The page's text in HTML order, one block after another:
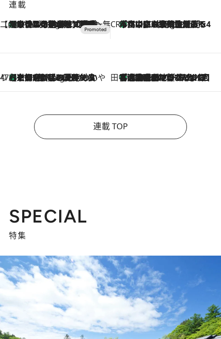
連載
【CREA×星野リゾート】唯一無二。癒しと発見が待つ場所へ
9 Hours Ago
【トンボの足水浴】ヒノキの香りに包まれて涼感マックス！約13℃の湧水かけ流しを避暑地「星野温泉 トンボの湯」で体験 CREA'S CHOICE
11 Hours Ago
「立川にも歌舞伎があるんだよ」 片岡仁左衛門・市川中車ら豪華座組みで4年目の立川立飛歌舞伎へ
47都道府県の手みやげ ひんやりスイーツで夏を満喫
11 Hours Ago
【京都府】この夏絶対食べたい 冷やしておいしいおやつ3選 ひと口目から心を掴む新緑のテリーヌ 田中稲の勝手に再ブーム
2026.8.7
「湘南乃風に憧れて」観客大盛上がりの“タオル回し”に、ラッパー顔負けの高速歌唱まで…さだまさし（74）のアグレッシブすぎる現在地
連載 TOP
SPECIAL
特集